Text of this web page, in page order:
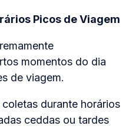
Picos de Viagem
momentos do dia
de viagem.
durante horários
ceddas ou tardes